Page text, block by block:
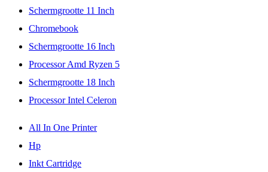
Schermgrootte 11 Inch
Chromebook
Schermgrootte 16 Inch
Processor Amd Ryzen 5
Schermgrootte 18 Inch
Processor Intel Celeron
All In One Printer
Hp
Inkt Cartridge